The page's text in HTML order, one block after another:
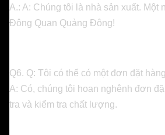
A.: A: Chúng tôi là nhà sản xuất. Một
Đông Quan Quảng Đông!
Q6. Q: Tôi có thể có một đơn đặt
A: Có, chúng tôi hoan nghênh đơn
tra và kiểm tra chất lượng.